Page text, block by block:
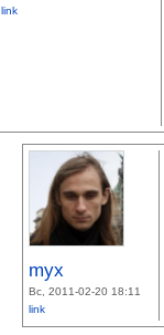
link
myx
Вс, 2011-02-20 18:11
link